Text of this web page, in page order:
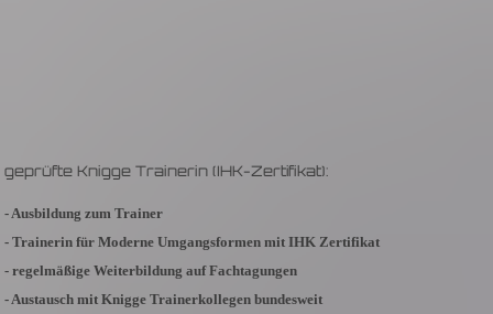
geprüfte Knigge Trainerin (IHK-Zertifikat):
- Ausbildung zum Trainer
- Trainerin für Moderne Umgangsformen mit IHK Zertifikat
- regelmäßige Weiterbildung auf Fachtagungen
- Austausch mit Knigge Trainerkollegen bundesweit